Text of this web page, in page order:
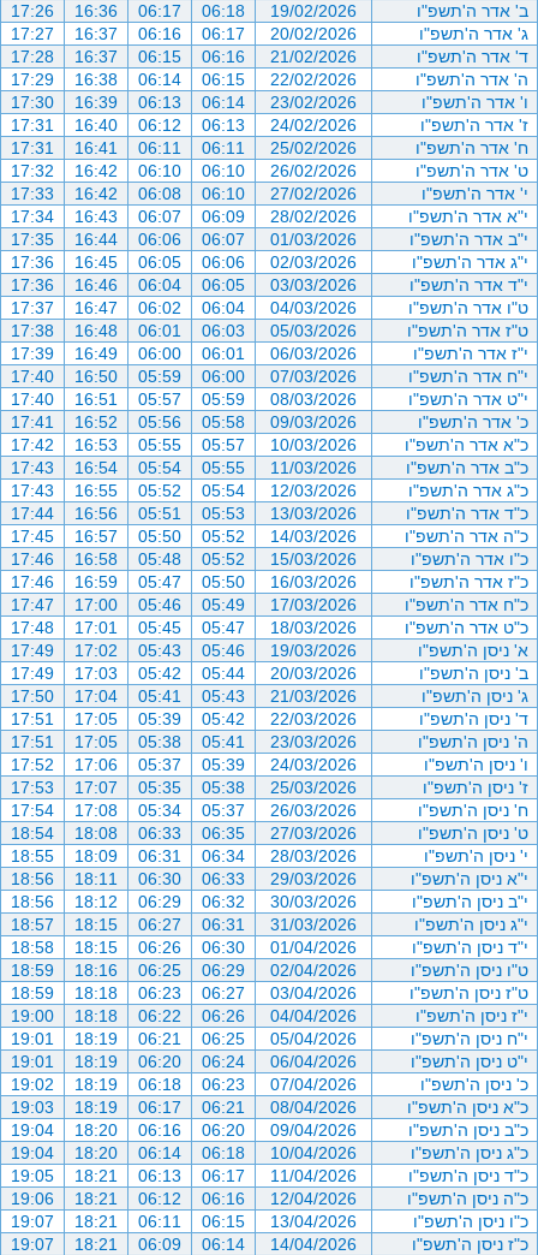
ב' אדר ה'תשפ"ו
19/02/2026
06:18
06:17
16:36
17:26
ג' אדר ה'תשפ"ו
20/02/2026
06:17
06:16
16:37
17:27
ד' אדר ה'תשפ"ו
21/02/2026
06:16
06:15
16:37
17:28
ה' אדר ה'תשפ"ו
22/02/2026
06:15
06:14
16:38
17:29
ו' אדר ה'תשפ"ו
23/02/2026
06:14
06:13
16:39
17:30
ז' אדר ה'תשפ"ו
24/02/2026
06:13
06:12
16:40
17:31
ח' אדר ה'תשפ"ו
25/02/2026
06:11
06:11
16:41
17:31
ט' אדר ה'תשפ"ו
26/02/2026
06:10
06:10
16:42
17:32
י' אדר ה'תשפ"ו
27/02/2026
06:10
06:08
16:42
17:33
י"א אדר ה'תשפ"ו
28/02/2026
06:09
06:07
16:43
17:34
י"ב אדר ה'תשפ"ו
01/03/2026
06:07
06:06
16:44
17:35
י"ג אדר ה'תשפ"ו
02/03/2026
06:06
06:05
16:45
17:36
י"ד אדר ה'תשפ"ו
03/03/2026
06:05
06:04
16:46
17:36
ט"ו אדר ה'תשפ"ו
04/03/2026
06:04
06:02
16:47
17:37
ט"ז אדר ה'תשפ"ו
05/03/2026
06:03
06:01
16:48
17:38
י"ז אדר ה'תשפ"ו
06/03/2026
06:01
06:00
16:49
17:39
י"ח אדר ה'תשפ"ו
07/03/2026
06:00
05:59
16:50
17:40
י"ט אדר ה'תשפ"ו
08/03/2026
05:59
05:57
16:51
17:40
כ' אדר ה'תשפ"ו
09/03/2026
05:58
05:56
16:52
17:41
כ"א אדר ה'תשפ"ו
10/03/2026
05:57
05:55
16:53
17:42
כ"ב אדר ה'תשפ"ו
11/03/2026
05:55
05:54
16:54
17:43
כ"ג אדר ה'תשפ"ו
12/03/2026
05:54
05:52
16:55
17:43
כ"ד אדר ה'תשפ"ו
13/03/2026
05:53
05:51
16:56
17:44
כ"ה אדר ה'תשפ"ו
14/03/2026
05:52
05:50
16:57
17:45
כ"ו אדר ה'תשפ"ו
15/03/2026
05:52
05:48
16:58
17:46
כ"ז אדר ה'תשפ"ו
16/03/2026
05:50
05:47
16:59
17:46
כ"ח אדר ה'תשפ"ו
17/03/2026
05:49
05:46
17:00
17:47
כ"ט אדר ה'תשפ"ו
18/03/2026
05:47
05:45
17:01
17:48
א' ניסן ה'תשפ"ו
19/03/2026
05:46
05:43
17:02
17:49
ב' ניסן ה'תשפ"ו
20/03/2026
05:44
05:42
17:03
17:49
ג' ניסן ה'תשפ"ו
21/03/2026
05:43
05:41
17:04
17:50
ד' ניסן ה'תשפ"ו
22/03/2026
05:42
05:39
17:05
17:51
ה' ניסן ה'תשפ"ו
23/03/2026
05:41
05:38
17:05
17:51
ו' ניסן ה'תשפ"ו
24/03/2026
05:39
05:37
17:06
17:52
ז' ניסן ה'תשפ"ו
25/03/2026
05:38
05:35
17:07
17:53
ח' ניסן ה'תשפ"ו
26/03/2026
05:37
05:34
17:08
17:54
ט' ניסן ה'תשפ"ו
27/03/2026
06:35
06:33
18:08
18:54
י' ניסן ה'תשפ"ו
28/03/2026
06:34
06:31
18:09
18:55
י"א ניסן ה'תשפ"ו
29/03/2026
06:33
06:30
18:11
18:56
י"ב ניסן ה'תשפ"ו
30/03/2026
06:32
06:29
18:12
18:56
י"ג ניסן ה'תשפ"ו
31/03/2026
06:31
06:27
18:15
18:57
י"ד ניסן ה'תשפ"ו
01/04/2026
06:30
06:26
18:15
18:58
ט"ו ניסן ה'תשפ"ו
02/04/2026
06:29
06:25
18:16
18:59
ט"ז ניסן ה'תשפ"ו
03/04/2026
06:27
06:23
18:18
18:59
י"ז ניסן ה'תשפ"ו
04/04/2026
06:26
06:22
18:18
19:00
י"ח ניסן ה'תשפ"ו
05/04/2026
06:25
06:21
18:19
19:01
י"ט ניסן ה'תשפ"ו
06/04/2026
06:24
06:20
18:19
19:01
כ' ניסן ה'תשפ"ו
07/04/2026
06:23
06:18
18:19
19:02
כ"א ניסן ה'תשפ"ו
08/04/2026
06:21
06:17
18:19
19:03
כ"ב ניסן ה'תשפ"ו
09/04/2026
06:20
06:16
18:20
19:04
כ"ג ניסן ה'תשפ"ו
10/04/2026
06:18
06:14
18:20
19:04
כ"ד ניסן ה'תשפ"ו
11/04/2026
06:17
06:13
18:21
19:05
כ"ה ניסן ה'תשפ"ו
12/04/2026
06:16
06:12
18:21
19:06
כ"ו ניסן ה'תשפ"ו
13/04/2026
06:15
06:11
18:21
19:07
כ"ז ניסן ה'תשפ"ו
14/04/2026
06:14
06:09
18:21
19:07